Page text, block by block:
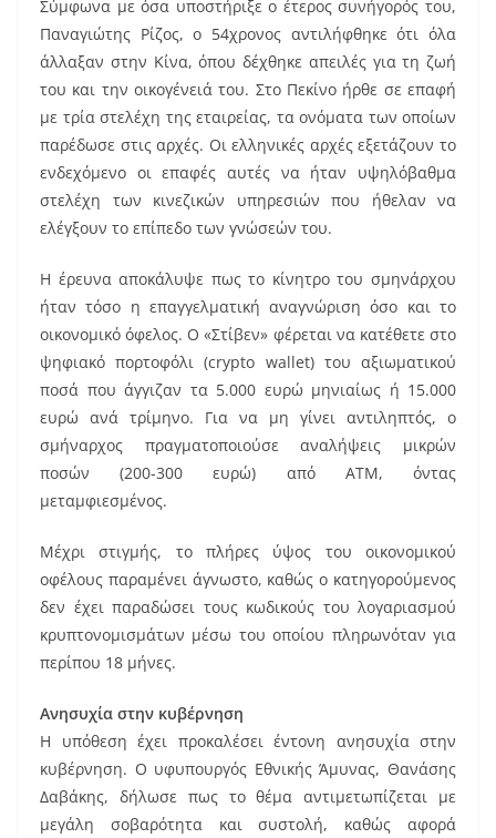
Σύμφωνα με όσα υποστήριξε ο έτερος συνήγορός του,
Παναγιώτης Ρίζος, ο 54χρονος αντιλήφθηκε ότι όλα
άλλαξαν στην Κίνα, όπου δέχθηκε απειλές για τη ζωή
του και την οικογένειά του. Στο Πεκίνο ήρθε σε επαφή
με τρία στελέχη της εταιρείας, τα ονόματα των οποίων
παρέδωσε στις αρχές. Οι ελληνικές αρχές εξετάζουν το
ενδεχόμενο οι επαφές αυτές να ήταν υψηλόβαθμα
στελέχη των κινεζικών υπηρεσιών που ήθελαν να
ελέγξουν το επίπεδο των γνώσεών του.
Η έρευνα αποκάλυψε πως το κίνητρο του σμηνάρχου
ήταν τόσο η επαγγελματική αναγνώριση όσο και το
οικονομικό όφελος. Ο «Στίβεν» φέρεται να κατέθετε στο
ψηφιακό πορτοφόλι (crypto wallet) του αξιωματικού
ποσά που άγγιζαν τα 5.000 ευρώ μηνιαίως ή 15.000
ευρώ ανά τρίμηνο. Για να μη γίνει αντιληπτός, ο
σμήναρχος πραγματοποιούσε αναλήψεις μικρών
ποσών (200-300 ευρώ) από ΑΤΜ, όντας
μεταμφιεσμένος.
Μέχρι στιγμής, το πλήρες ύψος του οικονομικού
οφέλους παραμένει άγνωστο, καθώς ο κατηγορούμενος
δεν έχει παραδώσει τους κωδικούς του λογαριασμού
κρυπτονομισμάτων μέσω του οποίου πληρωνόταν για
περίπου 18 μήνες.
Ανησυχία στην κυβέρνηση
Η υπόθεση έχει προκαλέσει έντονη ανησυχία στην
κυβέρνηση. Ο υφυπουργός Εθνικής Άμυνας, Θανάσης
Δαβάκης, δήλωσε πως το θέμα αντιμετωπίζεται με
μεγάλη σοβαρότητα και συστολή, καθώς αφορά